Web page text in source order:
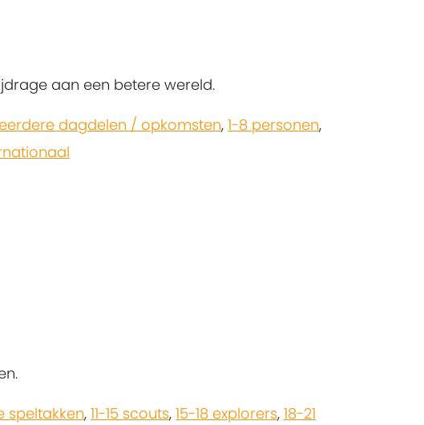
aan een betere wereld.
dagdelen / opkomsten, 1-8 personen,
speltakken, 11-15 scouts, 15-18 explorers, 18-21